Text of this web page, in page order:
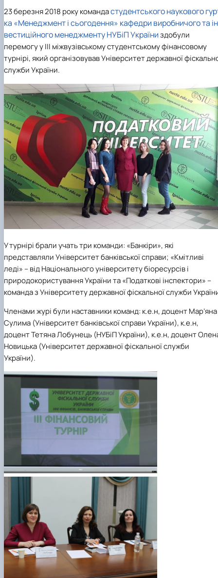
23 березня 2018 рокукомандастудентського наукового
ка «Менеджмент і сьогодення» кафедри виробничого та ін
вестиційного менеджментуНУБіП Україниздобули
перемогу у ІІІ міжвузівському студентському фінансовому
турнірі, який організовував Університет державної
служби України.
У турнірі брали учать три команди: «Банкіри», які
представляли Університет банківської справи; «Кмітливі
леді» – від Національного університету біоресурсів і
природокористування України та «Податкові інспектори» –
команда з Університету державної фіскальної служби
Членами журі були наставники команд: к.е.н, доцент Мар’яна
Сулима (Університет банківської справи України), к.е.н,
доцент Тетяна Лобунець (НУБіП України), к.е.н, доцент
Новицька (Університет державної фіскальної служби
України).